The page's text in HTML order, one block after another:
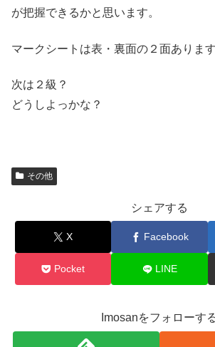
が把握できるかと思います。
マークシートは表・裏面の２面あります
次は２級？
どうしよっかな？
その他
シェアする
X Facebook
Pocket LINE
Imosanをフォローす